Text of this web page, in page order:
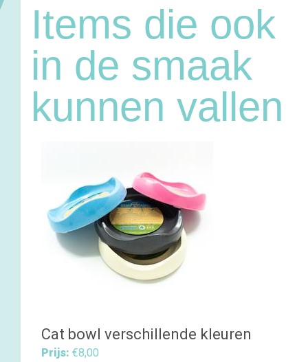
Items die ook
in de smaak
kunnen vallen
Cat bowl verschillende kleuren
Prijs: €8,00